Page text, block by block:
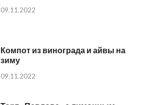
09.11.2022
Компот из винограда и айвы на
зиму
09.11.2022